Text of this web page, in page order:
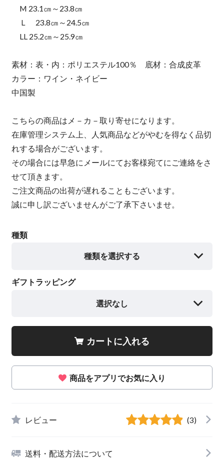
M 23.1㎝～23.8㎝
Ｌ 23.8㎝～24.5㎝
LL 25.2㎝～25.9㎝
素材：表・内：ポリエステル100％ 底材：合成皮革
カラー：ワイン・ネイビー
中国製
こちらの商品はメ－カ－取り寄せになります。
在庫管理システム上、人気商品などがやむを得なく品切
れする場合がございます。
その場合には早急にメールにてお客様宛てにご連絡をさ
せて頂きます。
ご注文商品の出荷が遅れることもございます。
誠に申し訳ございませんがご了承下さいませ。
種類
種類を選択する
ギフトラッピング
選択なし
カートに入れる
商品をアプリでお気に入り
レビュー (3)
送料・配送方法について